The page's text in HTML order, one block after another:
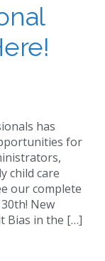
has
for
child care
our complete
New
Bias in the […]